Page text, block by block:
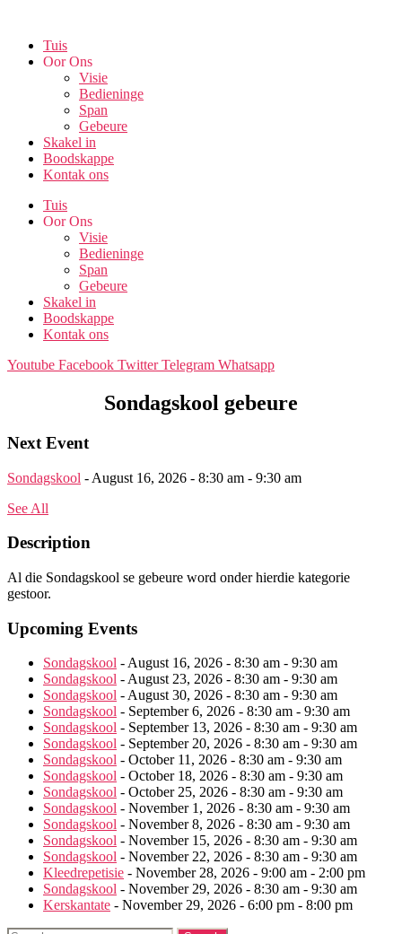
content
Tuis
Oor Ons
Visie
Bedieninge
Span
Gebeure
Skakel in
Boodskappe
Kontak ons
Tuis
Oor Ons
Visie
Bedieninge
Span
Gebeure
Skakel in
Boodskappe
Kontak ons
Youtube Facebook Twitter Telegram Whatsapp
Sondagskool gebeure
Next Event
Sondagskool - August 16, 2026 - 8:30 am - 9:30 am
See All
Description
Al die Sondagskool se gebeure word onder hierdie kategorie
gestoor.
Upcoming Events
Sondagskool - August 16, 2026 - 8:30 am - 9:30 am
Sondagskool - August 23, 2026 - 8:30 am - 9:30 am
Sondagskool - August 30, 2026 - 8:30 am - 9:30 am
Sondagskool - September 6, 2026 - 8:30 am - 9:30 am
Sondagskool - September 13, 2026 - 8:30 am - 9:30 am
Sondagskool - September 20, 2026 - 8:30 am - 9:30 am
Sondagskool - October 11, 2026 - 8:30 am - 9:30 am
Sondagskool - October 18, 2026 - 8:30 am - 9:30 am
Sondagskool - October 25, 2026 - 8:30 am - 9:30 am
Sondagskool - November 1, 2026 - 8:30 am - 9:30 am
Sondagskool - November 8, 2026 - 8:30 am - 9:30 am
Sondagskool - November 15, 2026 - 8:30 am - 9:30 am
Sondagskool - November 22, 2026 - 8:30 am - 9:30 am
Kleedrepetisie - November 28, 2026 - 9:00 am - 2:00 pm
Sondagskool - November 29, 2026 - 8:30 am - 9:30 am
Kerskantate - November 29, 2026 - 6:00 pm - 8:00 pm